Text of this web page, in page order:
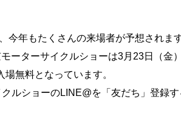
年もたくさんの来場者が予想されます
ーターサイクルショーは3月23日（金
無料となっています。
ルショーのLINE@を「友だち」登録